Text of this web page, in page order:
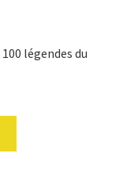
légendes du